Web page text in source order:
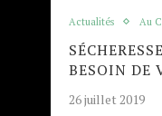
Actualités Au
BESOIN DE
26 juillet 2019